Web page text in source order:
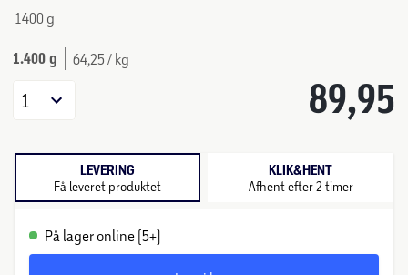
1400 g
1.400 g 64,25 / kg
89,95
1
LEVERING
Få leveret produktet
KLIK&HENT
Afhent efter 2 timer
På lager online (5+)